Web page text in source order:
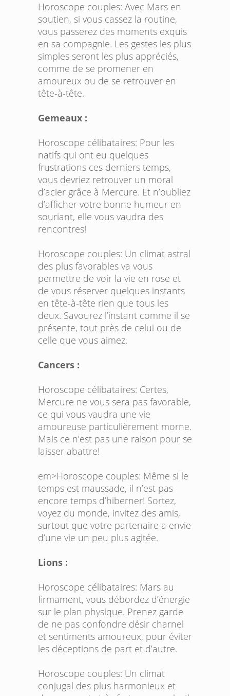
Horoscope couples: Avec Mars en
soutien, si vous cassez la routine,
vous passerez des moments exquis
en sa compagnie. Les gestes les plus
simples seront les plus appréciés,
comme de se promener en
amoureux ou de se retrouver en
tête-à-tête.
Gemeaux :
Horoscope célibataires: Pour les
natifs qui ont eu quelques
frustrations ces derniers temps,
vous devriez retrouver un moral
d’acier grâce à Mercure. Et n’oubliez
d’afficher votre bonne humeur en
souriant, elle vous vaudra des
rencontres!
Horoscope couples: Un climat astral
des plus favorables va vous
permettre de voir la vie en rose et
de vous réserver quelques instants
en tête-à-tête rien que tous les
deux. Savourez l’instant comme il se
présente, tout près de celui ou de
celle que vous aimez.
Cancers :
Horoscope célibataires: Certes,
Mercure ne vous sera pas favorable,
ce qui vous vaudra une vie
amoureuse particulièrement morne.
Mais ce n’est pas une raison pour se
laisser abattre!
em>Horoscope couples: Même si le
temps est maussade, il n’est pas
encore temps d’hiberner! Sortez,
voyez du monde, invitez des amis,
surtout que votre partenaire a envie
d’une vie un peu plus agitée.
Lions :
Horoscope célibataires: Mars au
firmament, vous débordez d’énergie
sur le plan physique. Prenez garde
de ne pas confondre désir charnel
et sentiments amoureux, pour éviter
les déceptions de part et d’autre.
Horoscope couples: Un climat
conjugal des plus harmonieux et